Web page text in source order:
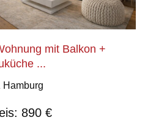
mit Balkon +
...
Hamburg
890 €